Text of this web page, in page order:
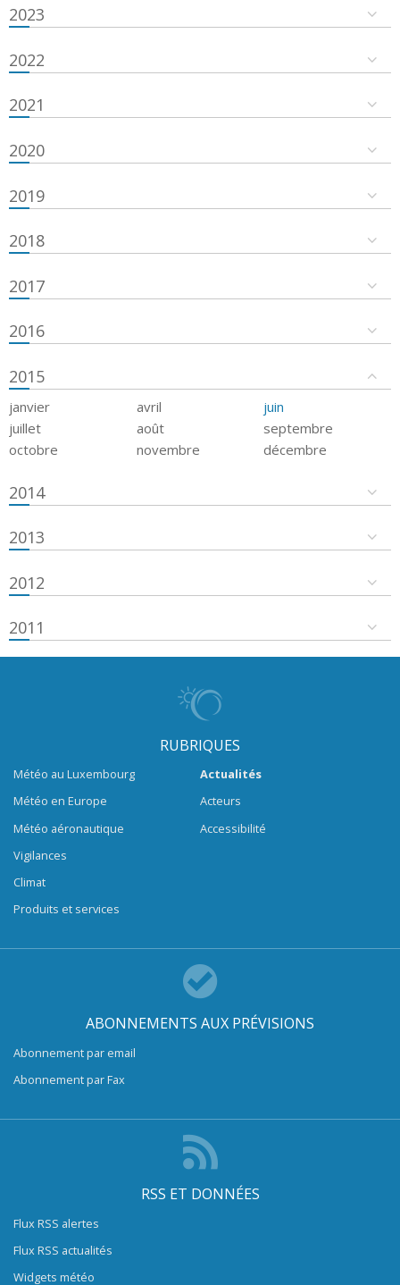
2023
2022
2021
2020
2019
2018
2017
2016
2015
janvier avril
juin
juillet
août
septembre
octobre
novembre décembre
2014
2013
2012
2011
RUBRIQUES
Météo au Luxembourg
Météo en Europe
Météo aéronautique
Vigilances
Climat
Produits et services
Actualités
Acteurs
Accessibilité
ABONNEMENTS AUX PRÉVISIONS
Abonnement par email
Abonnement par Fax
RSS ET DONNÉES
Flux RSS alertes
Flux RSS actualités
Widgets météo